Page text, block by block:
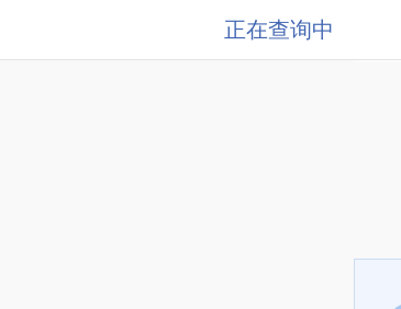
正在查询中